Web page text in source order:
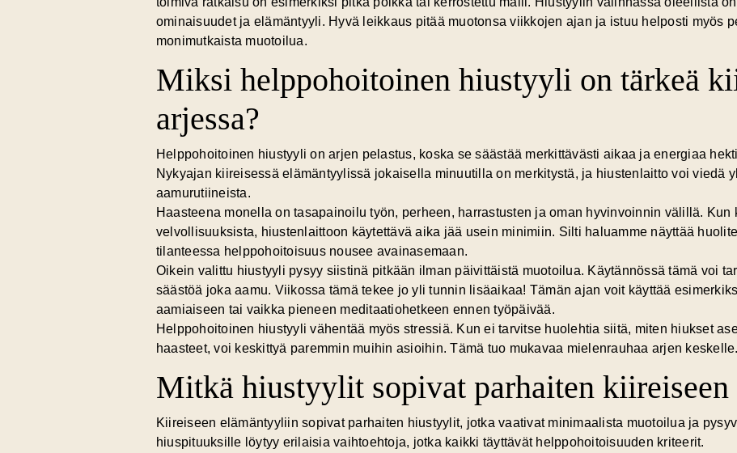
ominaisuudet ja elämäntyyli. Hyvä leikkaus pitää muotonsa viikkojen ajan ja istuu helposti myös
monimutkaista muotoilua.
Miksi helppohoitoinen hiustyyli on tärkeä
arjessa?
Helppohoitoinen hiustyyli on arjen pelastus, koska se säästää merkittävästi aikaa ja energiaa
Nykyajan kiireisessä elämäntyylissä jokaisella minuutilla on merkitystä, ja hiustenlaitto voi viedä
aamurutiineista.
Haasteena monella on tasapainoilu työn, perheen, harrastusten ja oman hyvinvoinnin välillä. Kun
velvollisuuksista, hiustenlaittoon käytettävä aika jää usein minimiin. Silti haluamme näyttää
tilanteessa helppohoitoisuus nousee avainasemaan.
Oikein valittu hiustyyli pysyy siistinä pitkään ilman päivittäistä muotoilua. Käytännössä tämä voi
säästöä joka aamu. Viikossa tämä tekee jo yli tunnin lisäaikaa! Tämän ajan voit käyttää
aamiaiseen tai vaikka pieneen meditaatiohetkeen ennen työpäivää.
Helppohoitoinen hiustyyli vähentää myös stressiä. Kun ei tarvitse huolehtia siitä, miten hiukset
haasteet, voi keskittyä paremmin muihin asioihin. Tämä tuo mukavaa mielenrauhaa arjen keskelle.
Mitkä hiustyylit sopivat parhaiten
Kiireiseen elämäntyyliin sopivat parhaiten hiustyylit, jotka vaativat minimaalista muotoilua ja
hiuspituuksille löytyy erilaisia vaihtoehtoja, jotka kaikki täyttävät helppohoitoisuuden kriteerit.